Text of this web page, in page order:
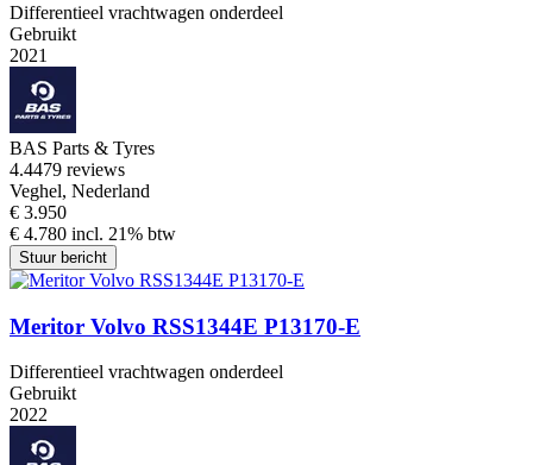
Differentieel vrachtwagen onderdeel
Gebruikt
2021
BAS Parts & Tyres
4.4479 reviews
Veghel, Nederland
€ 3.950
€ 4.780 incl. 21% btw
Stuur bericht
Meritor Volvo RSS1344E P13170-E
Differentieel vrachtwagen onderdeel
Gebruikt
2022